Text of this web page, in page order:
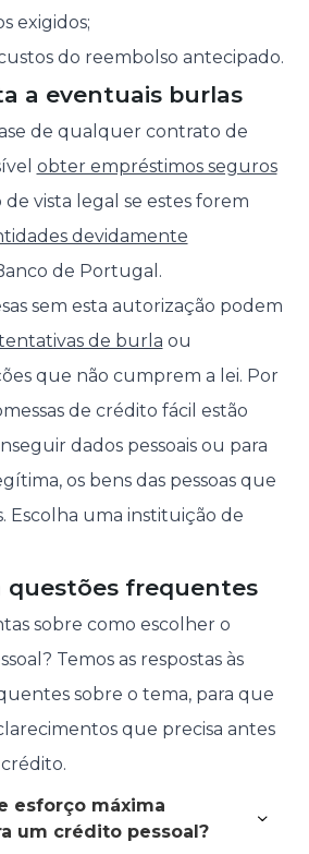
exigidos;
do reembolso antecipado.
a eventuais burlas
de qualquer contrato de
obter empréstimos seguros
vista legal se estes forem
devidamente
de Portugal.
sem esta autorização podem
de burla ou
que não cumprem a lei. Por
de crédito fácil estão
dados pessoais ou para
os bens das pessoas que
Escolha uma instituição de
questões frequentes
sobre como escolher o
Temos as respostas às
sobre o tema, para que
que precisa antes
esforço máxima
um crédito pessoal?